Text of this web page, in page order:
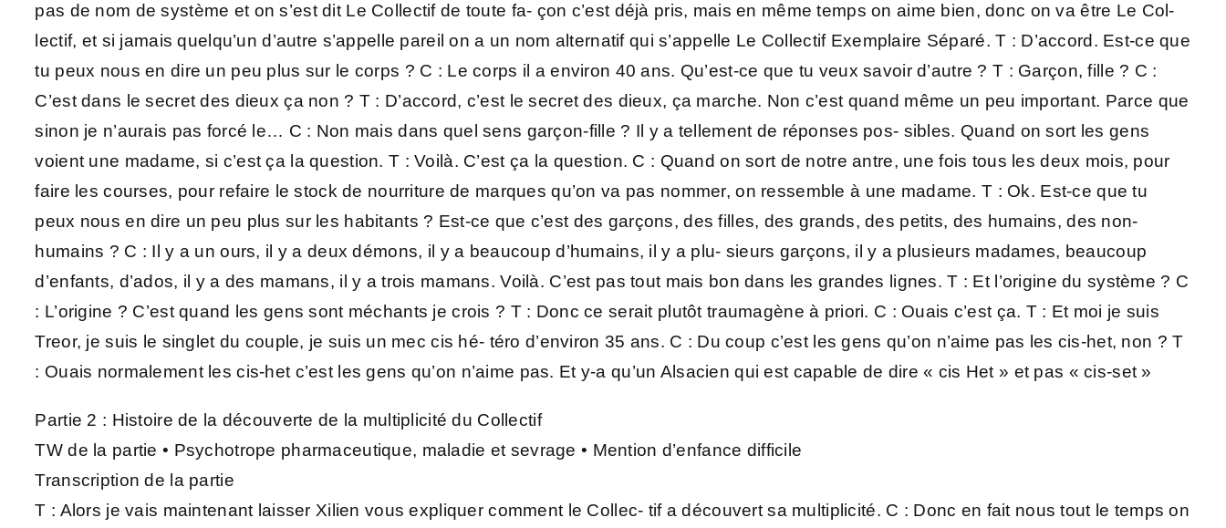
pas de nom de système et on s’est dit Le Collectif de toute fa- çon c’est déjà pris, mais en même temps on aime bien, donc on va être Le Col-
lectif, et si jamais quelqu’un d’autre s’appelle pareil on a un nom alternatif qui s’appelle Le Collectif Exemplaire Séparé. T : D’accord. Est-ce que
tu peux nous en dire un peu plus sur le corps ? C : Le corps il a environ 40 ans. Qu’est-ce que tu veux savoir d’autre ? T : Garçon, fille ? C :
C’est dans le secret des dieux ça non ? T : D’accord, c’est le secret des dieux, ça marche. Non c’est quand même un peu important. Parce que
sinon je n’aurais pas forcé le… C : Non mais dans quel sens garçon-fille ? Il y a tellement de réponses pos- sibles. Quand on sort les gens
voient une madame, si c’est ça la question. T : Voilà. C’est ça la question. C : Quand on sort de notre antre, une fois tous les deux mois, pour
faire les courses, pour refaire le stock de nourriture de marques qu’on va pas nommer, on ressemble à une madame. T : Ok. Est-ce que tu
peux nous en dire un peu plus sur les habitants ? Est-ce que c’est des garçons, des filles, des grands, des petits, des humains, des non-
humains ? C : Il y a un ours, il y a deux démons, il y a beaucoup d’humains, il y a plu- sieurs garçons, il y a plusieurs madames, beaucoup
d’enfants, d’ados, il y a des mamans, il y a trois mamans. Voilà. C’est pas tout mais bon dans les grandes lignes. T : Et l’origine du système ? C
: L’origine ? C’est quand les gens sont méchants je crois ? T : Donc ce serait plutôt traumagène à priori. C : Ouais c’est ça. T : Et moi je suis
Treor, je suis le singlet du couple, je suis un mec cis hé- téro d’environ 35 ans. C : Du coup c’est les gens qu’on n’aime pas les cis-het, non ? T
: Ouais normalement les cis-het c’est les gens qu’on n’aime pas. Et y-a qu’un Alsacien qui est capable de dire « cis Het » et pas « cis-set »
Partie 2 : Histoire de la découverte de la multiplicité du Collectif
TW de la partie • Psychotrope pharmaceutique, maladie et sevrage • Mention d’enfance difficile
Transcription de la partie
T : Alors je vais maintenant laisser Xilien vous expliquer comment le Collec- tif a découvert sa multiplicité. C : Donc en fait nous tout le temps on